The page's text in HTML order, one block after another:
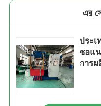
এর
ประเ
ซอแน
การ